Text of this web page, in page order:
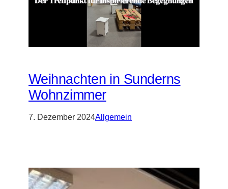
Weihnachten in Sunderns
Wohnzimmer
7. Dezember 2024Allgemein